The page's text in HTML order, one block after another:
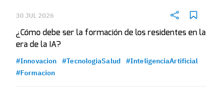
30 JUL 2026
¿Cómo debe ser la formación de los residentes en la
era de la IA?
#Innovacion #TecnologiaSalud
#InteligenciaArtificial
#Formacion